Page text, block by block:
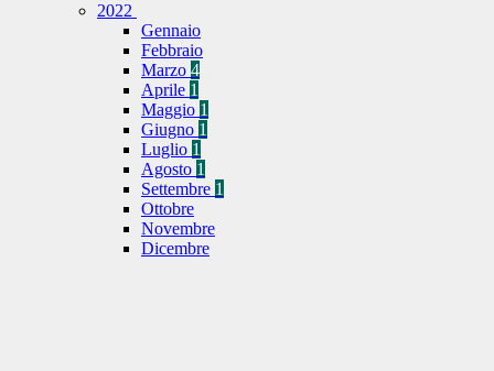
2022
Gennaio
Febbraio
Marzo 4
Aprile 1
Maggio 1
Giugno 1
Luglio 1
Agosto 1
Settembre 1
Ottobre
Novembre
Dicembre